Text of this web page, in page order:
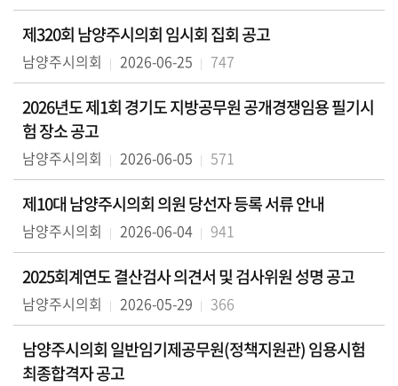
제320회 남양주시의회 임시회 집회 공고
남양주시의회 2026-06-25 747
2026년도 제1회 경기도 지방공무원 공개경쟁임용 필기시
험 장소 공고
남양주시의회 2026-06-05 571
제10대 남양주시의회 의원 당선자 등록 서류 안내
남양주시의회 2026-06-04 941
2025회계연도 결산검사 의견서 및 검사위원 성명 공고
남양주시의회 2026-05-29 366
남양주시의회 일반임기제공무원(정책지원관) 임용시험
최종합격자 공고